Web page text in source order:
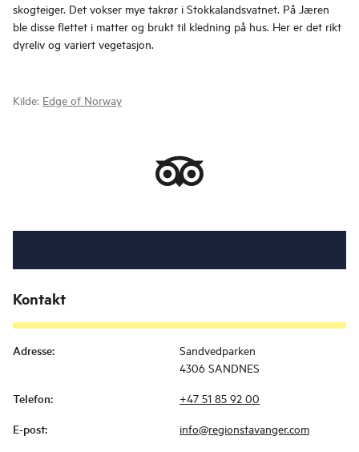
skogteiger. Det vokser mye takrør i Stokkalandsvatnet. På Jæren
ble disse flettet i matter og brukt til kledning på hus. Her er det rikt
dyreliv og variert vegetasjon.
Kilde: Edge of Norway
Kontakt
Adresse:
Sandvedparken
4306 SANDNES
Telefon: +47 51 85 92 00
E-post: info@regionstavanger.com